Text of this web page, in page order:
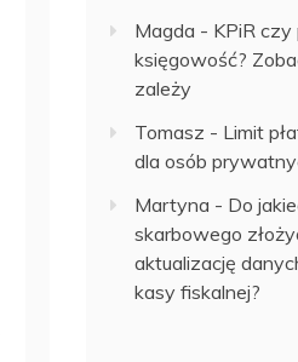
Magda - KPiR czy
księgowość?
zależy
Tomasz - Limit
dla osób
Martyna - Do
skarbowego
aktualizację
kasy fiskalnej?